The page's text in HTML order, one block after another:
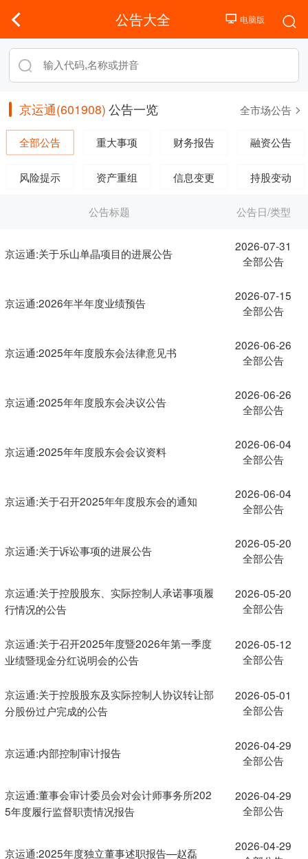
公告大全
京运通(601908) 公告一览 全市场公告
全部公告 重大事项 财务报告 融资公告
风险提示 资产重组 信息变更 持股变动
公告标题 公告日/类型
京运通:关于乐山单晶项目的进展公告
2026-07-31
全部公告
京运通:2026年半年度业绩预告
2026-07-15
全部公告
京运通:2025年年度股东会法律意见书
2026-06-26
全部公告
京运通:2025年年度股东会决议公告
2026-06-26
全部公告
京运通:2025年年度股东会会议资料
2026-06-04
全部公告
京运通:关于召开2025年年度股东会的通知
2026-06-04
全部公告
京运通:关于诉讼事项的进展公告
2026-05-20
全部公告
京运通:关于控股股东、实际控制人承诺事项履
行情况的公告
2026-05-20
全部公告
京运通:关于召开2025年度暨2026年第一季度
业绩暨现金分红说明会的公告
2026-05-12
全部公告
京运通:关于控股股东及实际控制人协议转让部
分股份过户完成的公告
2026-05-01
全部公告
京运通:内部控制审计报告
2026-04-29
全部公告
京运通:董事会审计委员会对会计师事务所202
5年度履行监督职责情况报告
2026-04-29
全部公告
京运通:2025年度独立董事述职报告—赵磊
2026-04-29